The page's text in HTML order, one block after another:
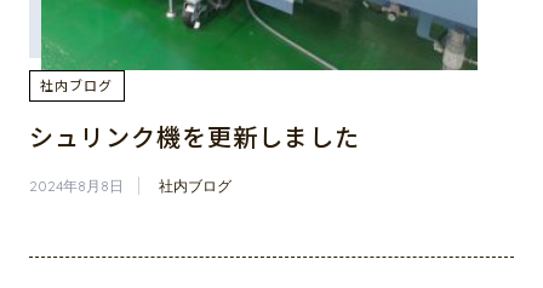
社内ブログ
シュリンク機を更新しました
2024年8月8日 社内ブログ